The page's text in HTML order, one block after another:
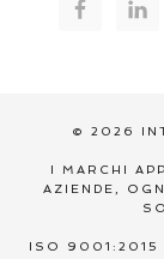
© 2026
I MARCHI
AZIENDE,
ISO 9001:2015